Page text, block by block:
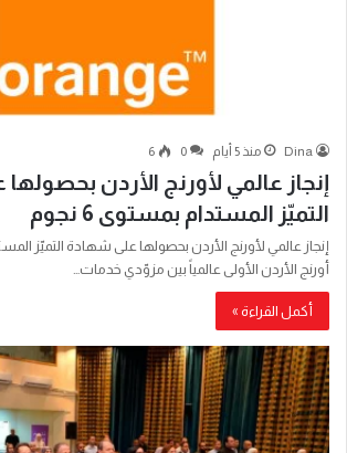
Dina منذ 5 أيام 0
6
إنجاز عالمي لأورنج الأردن
التميّز المستدام بمستوى 6 نجوم
أورنج الأردن الأولى عالمياً بين مزوّدي خدمات…
أكمل القراءة »